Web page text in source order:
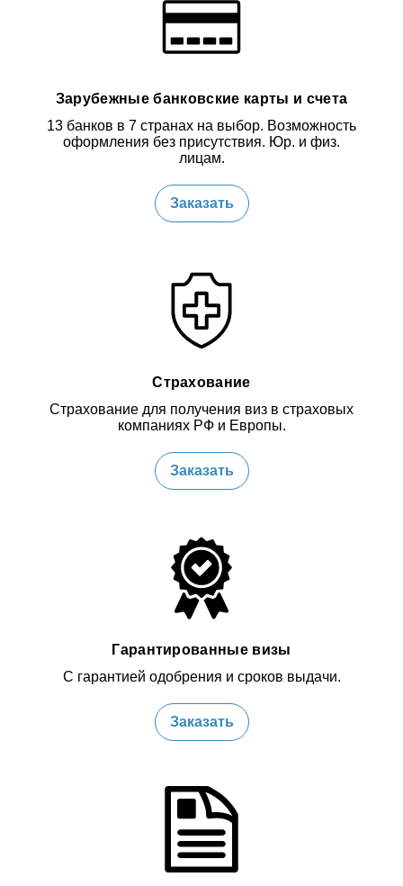
Зарубежные банковские карты и счета
13 банков в 7 странах на выбор. Возможность
оформления без присутствия. Юр. и физ.
лицам.
Заказать
Страхование
Страхование для получения виз в страховых
компаниях РФ и Европы.
Заказать
Гарантированные визы
С гарантией одобрения и сроков выдачи.
Заказать